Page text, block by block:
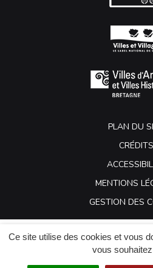
Ce site utilise des cookies et vous
vous
PLAN DU
CRÉDITS
MENTIONS
GESTION DES